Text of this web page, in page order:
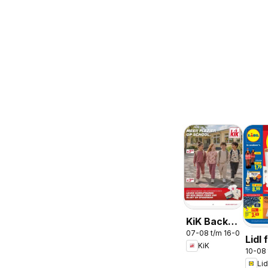
KiK Back
To School
07-08 t/m 16-08-2026
KiK
Lidl
10-